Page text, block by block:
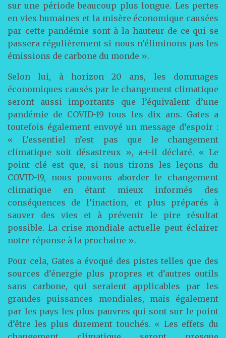
sur une période beaucoup plus longue. Les pertes
en vies humaines et la misère économique causées
par cette pandémie sont à la hauteur de ce qui se
passera régulièrement si nous n’éliminons pas les
émissions de carbone du monde ».
Selon lui, à horizon 20 ans, les dommages
économiques causés par le changement climatique
seront aussi importants que l’équivalent d’une
pandémie de COVID-19 tous les dix ans. Gates a
toutefois également envoyé un message d’espoir :
« L’essentiel n’est pas que le changement
climatique soit désastreux », a-t-il déclaré. « Le
point clé est que, si nous tirons les leçons du
COVID-19, nous pouvons aborder le changement
climatique en étant mieux informés des
conséquences de l’inaction, et plus préparés à
sauver des vies et à prévenir le pire résultat
possible. La crise mondiale actuelle peut éclairer
notre réponse à la prochaine ».
Pour cela, Gates a évoqué des pistes telles que des
sources d’énergie plus propres et d’autres outils
sans carbone, qui seraient applicables par les
grandes puissances mondiales, mais également
par les pays les plus pauvres qui sont sur le point
d’être les plus durement touchés. « Les effets du